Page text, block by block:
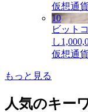
仮想通
10
ビット
し
仮想通
もっと見る
人気のキー